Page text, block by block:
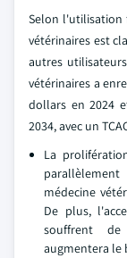
Selon l'utilisation
vétérinaires est
autres
vétérinaires a
dollars en 2024
2034, avec un
La
médecine
De plus,
souffrent
augmentera le